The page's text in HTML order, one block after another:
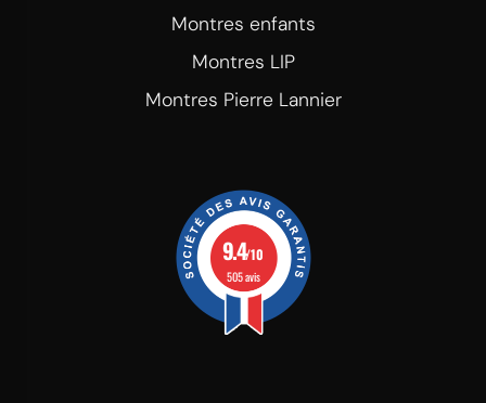
Montres enfants
Montres LIP
Montres Pierre Lannier
9.4/10
505 avis